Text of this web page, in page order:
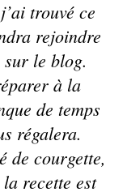
trouvé ce
rejoindre
le blog.
à la
de temps
régalera.
de courgette,
recette est